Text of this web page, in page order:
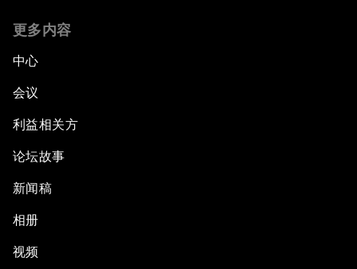
更多内容
中心
会议
利益相关方
论坛故事
新闻稿
相册
视频